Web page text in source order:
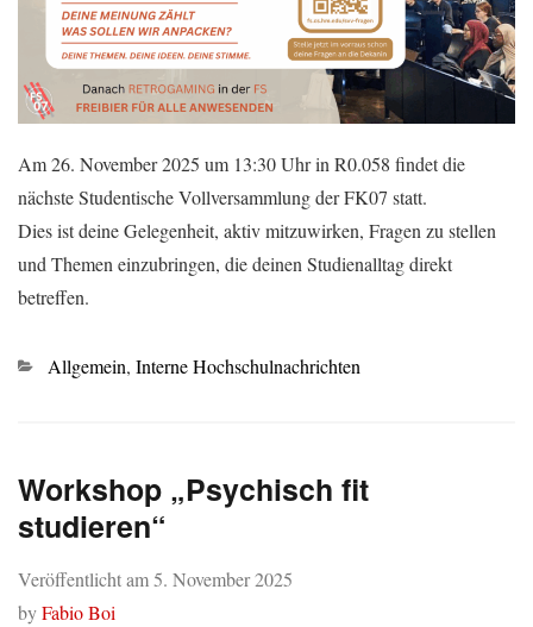
Am 26. November 2025 um 13:30 Uhr in R0.058 findet die
nächste Studentische Vollversammlung der FK07 statt.
Dies ist deine Gelegenheit, aktiv mitzuwirken, Fragen zu stellen
und Themen einzubringen, die deinen Studienalltag direkt
betreffen.
Kategorien
Allgemein, Interne Hochschulnachrichten
Workshop „Psychisch fit
studieren“
Veröffentlicht am5. November 2025
byFabio Boi